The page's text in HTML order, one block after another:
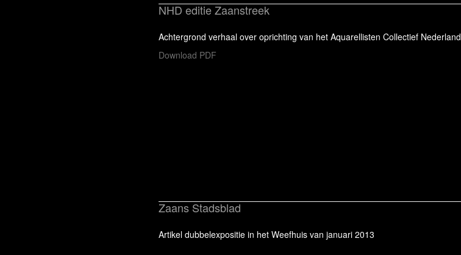
NHD editie Zaanstreek
Achtergrond verhaal over oprichting van het Aquarellisten Collectief Nederland
Download PDF
Zaans Stadsblad
Artikel dubbelexpositie in het Weefhuis van januari 2013